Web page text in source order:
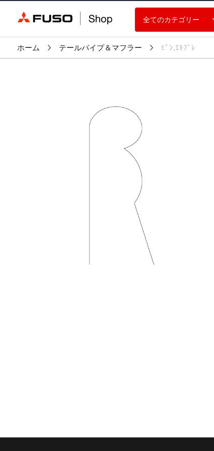
全てのカテゴリー
ホーム テールパイプ＆マフラー ﾋﾟﾝ,ｴｷﾌﾞﾚ